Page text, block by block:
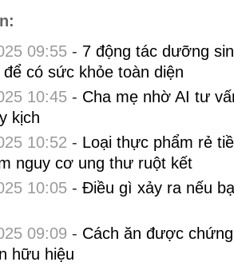
09:55- 7 động tác dưỡng
để có sức khỏe toàn diện
10:45- Cha mẹ nhờ AI tư
kịch
10:52 - Loại thực phẩm rẻ
nguy cơ ung thư ruột kết
10:05- Điều gì xảy ra nếu
09:09 - Cách ăn được
hữu hiệu